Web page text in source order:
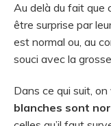
Au delà du fait que
être surprise par
est normal ou, au
souci avec la
Dans ce qui suit,
blanches sont